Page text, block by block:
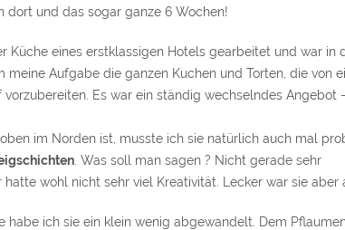
dort und das sogar ganze 6 Wochen!
Küche eines erstklassigen Hotels gearbeitet und war in
Aufgabe die ganzen Kuchen und Torten, die von
Es war ein ständig wechselndes Angebot
im Norden ist, musste ich sie natürlich auch mal
. Was soll man sagen ? Nicht gerade sehr
wohl nicht sehr viel Kreativität. Lecker war sie aber
ich sie ein klein wenig abgewandelt. Dem